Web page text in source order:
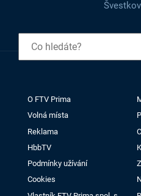
O FTV Prima
Volná místa
Reklama
HbbTV
Podmínky užívání
Cookies